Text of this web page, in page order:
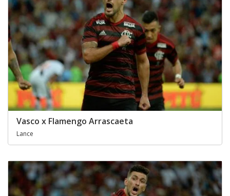
Vasco x Flamengo Arrascaeta
Lance